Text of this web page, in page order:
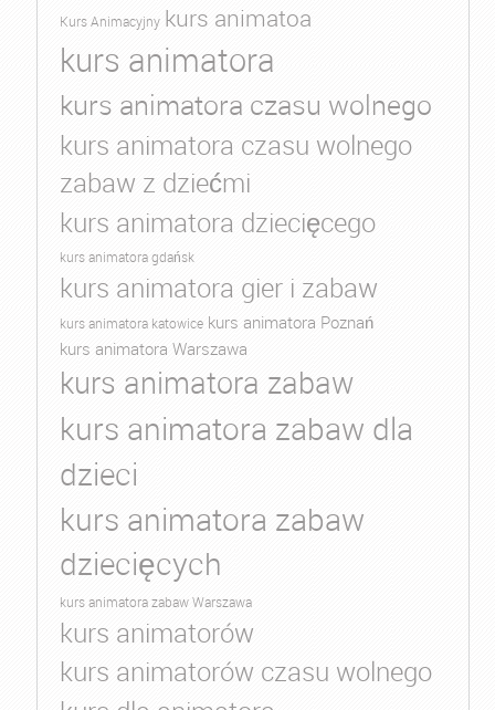
Kurs Animacyjny kurs animatoa
kurs animatora
kurs animatora czasu wolnego
kurs animatora czasu wolnego
zabaw z dziećmi
kurs animatora dziecięcego
kurs animatora gdańsk
kurs animatora gier i zabaw
kurs animatora katowice kurs animatora Poznań
kurs animatora Warszawa
kurs animatora zabaw
kurs animatora zabaw dla
dzieci
kurs animatora zabaw
dziecięcych
kurs animatora zabaw Warszawa
kurs animatorów
kurs animatorów czasu wolnego